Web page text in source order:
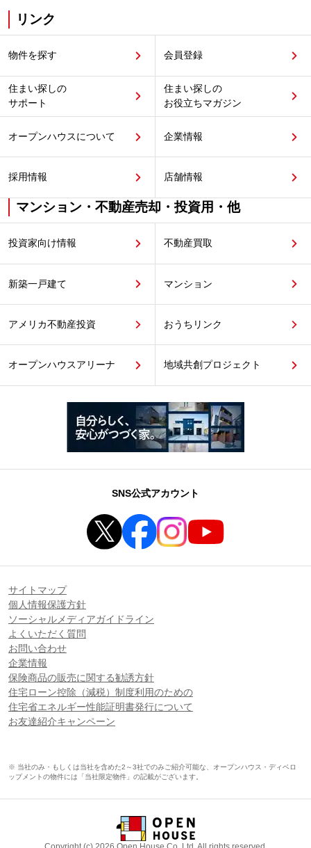
リンク
物件を探す 会員登録
住まい探しの
サポート
住まい探しの
お役立ちマガジン
オープンハウスについて 企業情報
採用情報 店舗情報
マンション・不動産売却・投資用・他
投資家向け情報 不動産買取
新築一戸建て マンション
アメリカ不動産投資 おうちリンク
オープンハウスアリーナ 地域共創プロジェクト
SNS公式アカウント
サイトマップ
個人情報保護方針
ソーシャルメディアガイドライン
よくいただく質問
お問い合わせ
企業情報
保険商品の販売に関する勧誘方針
住宅ローン控除（減税）制度利用のための
住宅省エネルギー性能証明書発行について
お友達紹介キャンペーン
※ 当社のみ・もしくは当社を含めた2～3社でのみご紹介可能な、オープンハウス・ディベロ
ップメントの物件には「当社限定物件」の記載がございます。